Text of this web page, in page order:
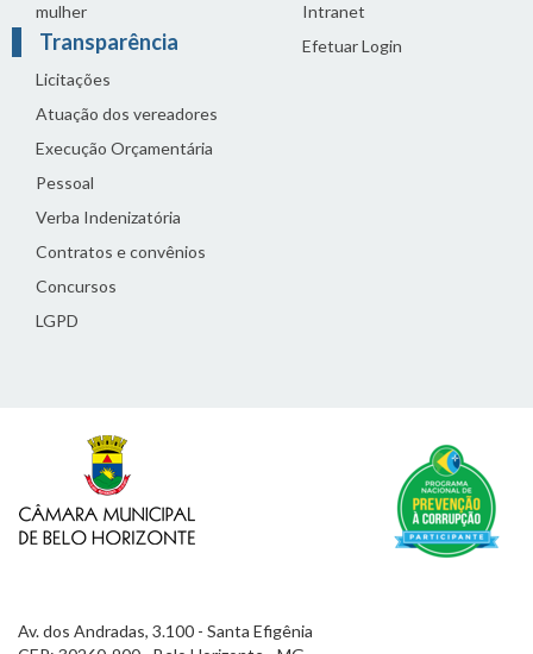
mulher
Transparência
Licitações
Atuação dos vereadores
Execução Orçamentária
Pessoal
Verba Indenizatória
Contratos e convênios
Concursos
LGPD
Intranet
Efetuar Login
Av. dos Andradas, 3.100 - Santa Efigênia